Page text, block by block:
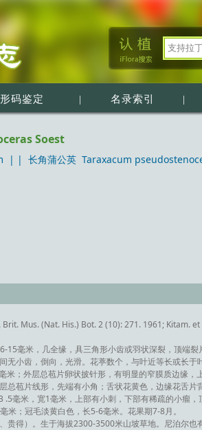
码鉴定 | 名录索引 |
Soest
| | 长角蒲公英 Taraxacum
Mus. (Nat. His.) Bot. 2 (10): 271. 1961; Kitam. et
15毫米，几全缘，具三角形小齿或羽状深裂，顶端裂
无小齿，倒向，光滑。花葶数个，与叶近等长或长于
；外层总苞片卵状披针形，有明显的窄膜质边缘，
总苞片线形，先端有小角；舌状花黄色，边缘花舌片
毫米，宽1毫米，上部有小刺，下部有稀疏的小瘤，
；冠毛淡黄白色，长5-6毫米。花果期7-8月。
贵得）。生于海拔2300-3500米山坡草地。尼泊尔也